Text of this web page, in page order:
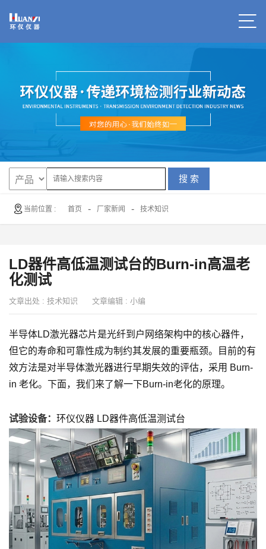
搜 索
当前位置 : 首页 - 厂家新闻 - 技术知识
LD器件高低温测试台的Burn-in高温老
化测试
文章出处 : 技术知识 文章编辑 : 小编
半导体LD激光器芯片是光纤到户网络架构中的核心器件，
但它的寿命和可靠性成为制约其发展的重要瓶颈。目前的有
效方法是对半导体激光器进行早期失效的评估，采用 Burn-
in 老化。下面，我们来了解一下Burn-in老化的原理。
试验设备： 环仪仪器 LD器件高低温测试台